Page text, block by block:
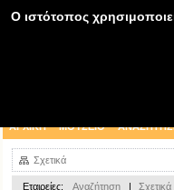
ΑΡΧΙΚΗ ΜΟΥΣΕΙΟ
Σχετικά
Εταιρείες: Αναζήτηση | Σχετικά
Ο ιστότοπος